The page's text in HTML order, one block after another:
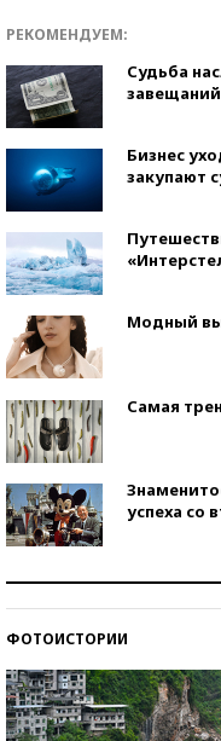
РЕКОМЕНДУЕМ:
Судьба
завещаний
Бизнес
закупают
Модный
Самая
успеха со
ФОТОИСТОРИИ